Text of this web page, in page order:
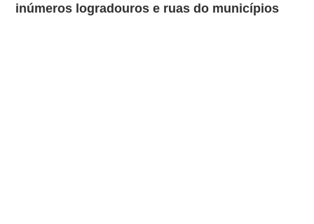
inúmeros logradouros e ruas do municípios